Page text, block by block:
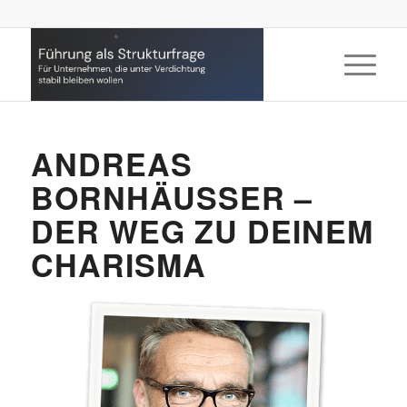
ANDREAS
BORNHÄUSSER – D
ER WEG ZU DEINEM C
HARISMA